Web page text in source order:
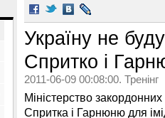
Україну не
Спритко і
2011-06-09 00:08:00. Тренінг
Міністерство
Спритка і Гарнюню для